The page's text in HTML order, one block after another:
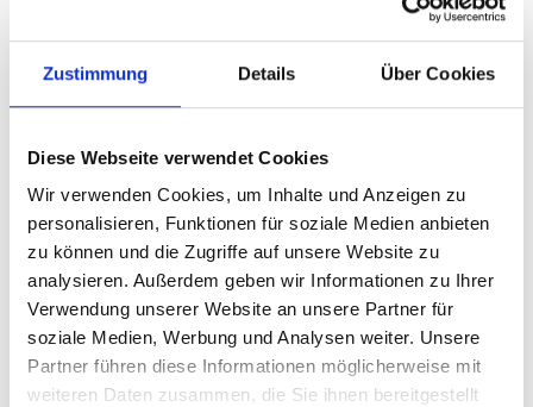
Zustimmung Details Über Cookies
Diese Webseite verwendet Cookies
Wir verwenden Cookies, um Inhalte und Anzeigen zu
personalisieren, Funktionen für soziale Medien anbieten
zu können und die Zugriffe auf unsere Website zu
analysieren. Außerdem geben wir Informationen zu Ihrer
Verwendung unserer Website an unsere Partner für
soziale Medien, Werbung und Analysen weiter. Unsere
Partner führen diese Informationen möglicherweise mit
weiteren Daten zusammen, die Sie ihnen bereitgestellt
Ihr Partner für optimales
Sehen in Oldenburg
Als erster Ansprechpartner für das gute Sehen sind wir
als Augenoptiker in Oldenburg mehr als „nur“
diejenigen, die sich um die jeweilige optisch,
anatomisch und ästhetisch perfekt auf Ihre
individuellen Wünsche und Bedürfnisse angepasste